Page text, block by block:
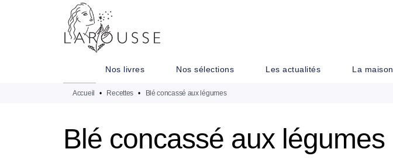
MENU
Nos livres Nos sélections Les actualités La maison
Accueil • Recettes • Blé concassé aux légumes
Blé concassé aux légumes